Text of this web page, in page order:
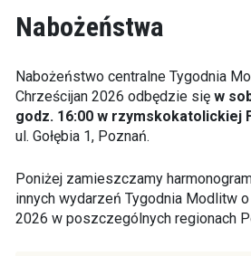
Nabożeństwa
Nabożeństwo centralne Tygodnia
Chrześcijan 2026 odbędzie się w
godz. 16:00 w rzymskokatolickiej
ul. Gołębia 1, Poznań.
Poniżej zamieszczamy
innych wydarzeń Tygodnia Modlitw
2026 w poszczególnych regionach